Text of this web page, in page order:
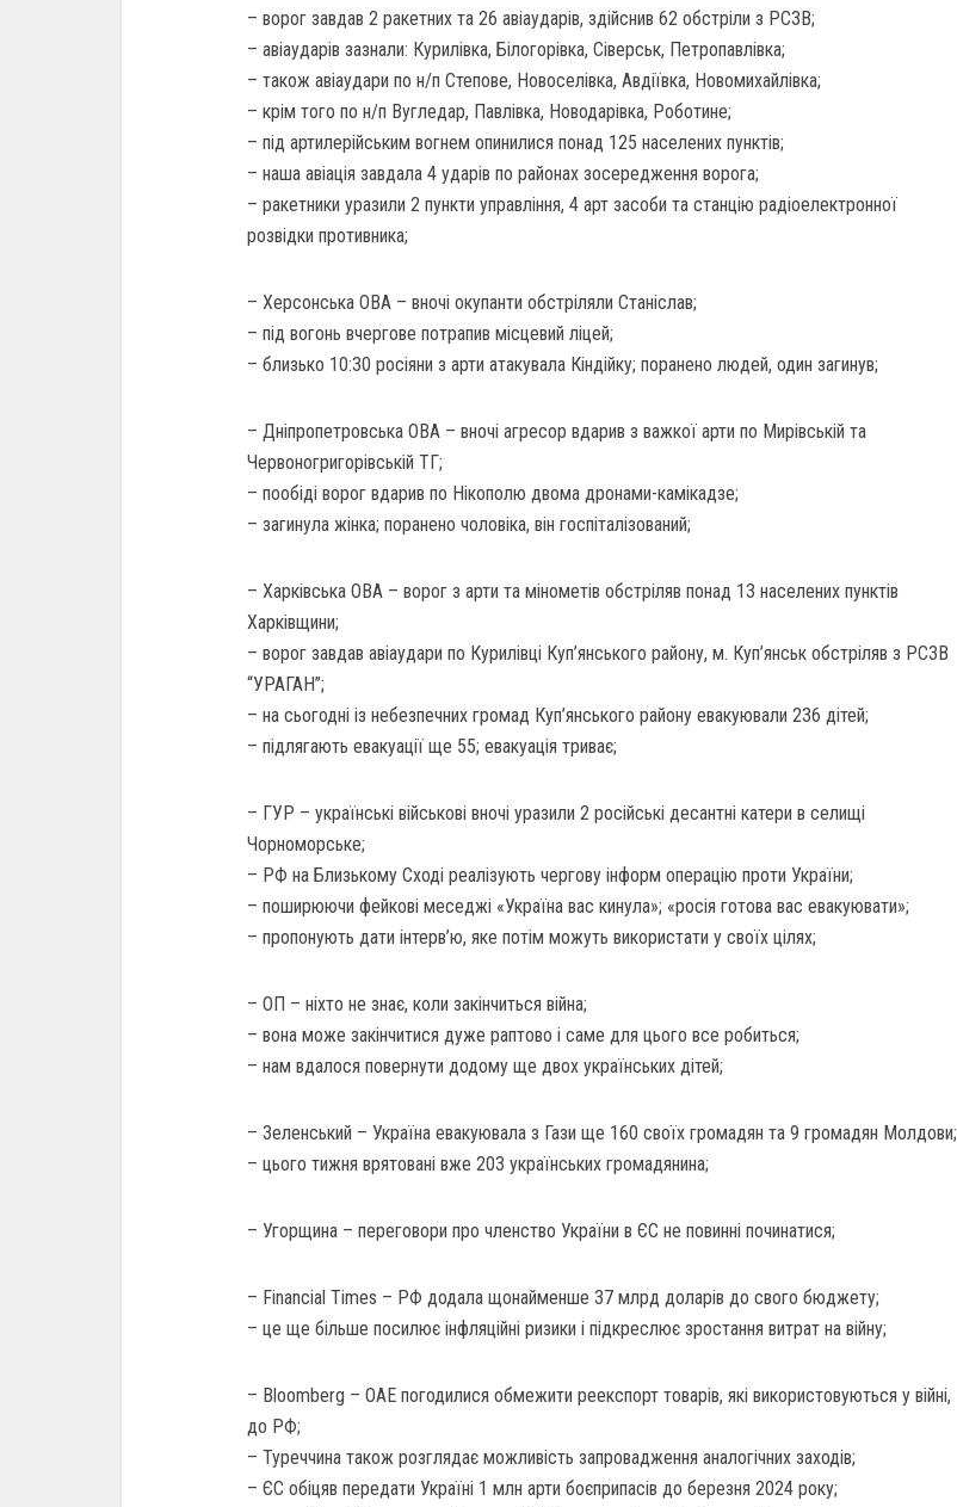
– ворог завдав 2 ракетних та 26 авіаударів, здійснив 62 обстріли з РСЗВ;
– авіаударів зазнали: Курилівка, Білогорівка, Сіверськ, Петропавлівка;
– також авіаудари по н/п Степове, Новоселівка, Авдіївка, Новомихайлівка;
– крім того по н/п Вугледар, Павлівка, Новодарівка, Роботине;
– під артилерійським вогнем опинилися понад 125 населених пунктів;
– наша авіація завдала 4 ударів по районах зосередження ворога;
– ракетники уразили 2 пункти управління, 4 арт засоби та станцію радіоелектронної
розвідки противника;
– Херсонськa ОВА – вночі окупанти обстріляли Станіслав;
– під вогонь вчергове потрапив місцевий ліцей;
– близько 10:30 росіяни з арти атакувала Кіндійку; поранено людей, один загинув;
– Дніпропетровська ОВА – вночі агресор вдарив з важкої арти по Мирівській та
Червоногригорівській ТГ;
– пообіді ворог вдарив по Нікополю двома дронами-камікадзе;
– загинула жінка; поранено чоловікa, він госпіталізований;
– Харкiвськa ОВА – ворог з арти та мінометів обстріляв понад 13 населених пунктів
Харківщини;
– ворог завдав авіаудари по Курилівці Куп’янського району, м. Куп’янськ обстріляв з РСЗВ
“УРАГАН”;
– на сьогодні із небезпечних громад Куп’янського району евакуювали 236 дітей;
– підлягають евакуації ще 55; евакуація триває;
– ГУР – українські військові вночі уразили 2 російські десантні катери в селищі
Чорноморське;
– РФ на Близькому Сході реалізують чергову інформ операцію проти України;
– поширюючи фейкові меседжі «Україна вас кинула»; «росія готова вас евакуювати»;
– пропонують дати інтерв’ю, яке потім можуть використати у своїх цілях;
– ОП – ніхто не знає, коли закінчиться війна;
– вона може закінчитися дуже раптово і саме для цього все робиться;
– нам вдалося повернути додому ще двох українських дітей;
– Зеленський – Україна евакуювала з Гази ще 160 своїх громадян та 9 громадян Молдови;
– цього тижня врятовані вже 203 українських громадянина;
– Угорщинa – переговори про членство України в ЄС не повинні починатися;
– Financial Times – РФ додала щонайменше 37 млрд доларів до свого бюджету;
– це ще більше посилює інфляційні ризики i підкреслює зростання витрат на війну;
– Bloomberg – ОАЕ погодилися обмежити реекспорт товарів, які використовуються у війні,
до РФ;
– Туреччина також розглядає можливість запровадження аналогічних заходів;
– ЄС обіцяв передати Україні 1 млн арти боєприпасів до березня 2024 року;